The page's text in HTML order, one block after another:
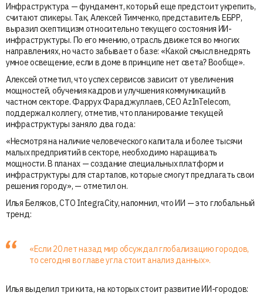
Инфраструктура — фундамент, который еще предстоит укрепить,
считают спикеры. Так, Алексей Тимченко, представитель ЕБРР,
выразил скептицизм относительно текущего состояния ИИ-
инфраструктуры. По его мнению, отрасль движется во многих
направлениях, но часто забывает о базе: «Какой смысл внедрять
умное освещение, если в доме в принципе нет света? Вообще».
Алексей отметил, что успех сервисов зависит от увеличения
мощностей, обучения кадров и улучшения коммуникаций в
частном секторе. Фаррух Фараджуллаев, CEO AzInTelecom,
поддержал коллегу, отметив, что планирование текущей
инфраструктуры заняло два года:
«Несмотря на наличие человеческого капитала и более тысячи
малых предприятий в секторе, необходимо наращивать
мощности. В планах — создание специальных платформ и
инфраструктуры для стартапов, которые смогут предлагать свои
решения городу», — отметил он.
Илья Беляков, CTO IntegraCity, напомнил, что ИИ — это глобальный
тренд:
«Если 20 лет назад мир обсуждал глобализацию городов,
то сегодня во главе угла стоит анализ данных».
Илья выделил три кита, на которых стоит развитие ИИ-городов: